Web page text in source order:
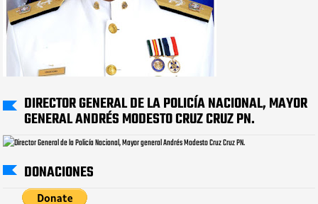
DIRECTOR GENERAL DE LA POLICÍA NACIONAL, MAYOR
GENERAL ANDRÉS MODESTO CRUZ CRUZ PN.
DONACIONES